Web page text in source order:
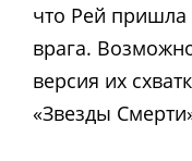
что Рей пришла
врага.
версия их
«Звезды